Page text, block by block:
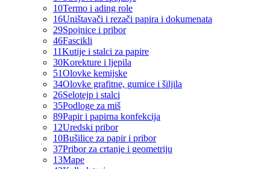
10Termo i ading role
16Uništavači i rezači papira i dokumenata
29Spojnice i pribor
46Fascikli
11Kutije i stalci za papire
30Korekture i ljepila
51Olovke kemijske
34Olovke grafitne, gumice i šiljila
26Selotejp i stalci
35Podloge za miš
89Papir i papirna konfekcija
12Uredski pribor
10Bušilice za papir i pribor
37Pribor za crtanje i geometriju
13Mape